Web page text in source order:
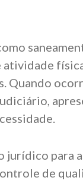
atividade
Quando
jurídico para
de